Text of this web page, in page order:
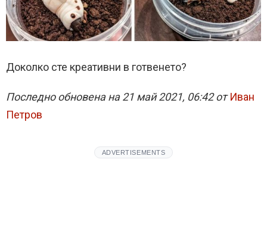
Доколко сте креативни в готвенето?
Последно обновена на 21 май 2021, 06:42 от Иван
Петров
ADVERTISEMENTS